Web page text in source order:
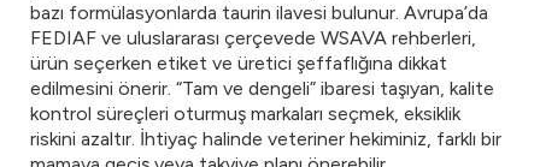
bazı formülasyonlarda taurin ilavesi bulunur. Avrupa’da
FEDIAF ve uluslararası çerçevede WSAVA rehberleri,
ürün seçerken etiket ve üretici şeffaflığına dikkat
edilmesini önerir. “Tam ve dengeli” ibaresi taşıyan, kalite
kontrol süreçleri oturmuş markaları seçmek, eksiklik
riskini azaltır. İhtiyaç halinde veteriner hekiminiz, farklı bir